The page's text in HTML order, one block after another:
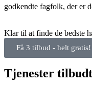
godkendte fagfolk, der er
Klar til at finde de bedste
Få 3 tilbud - helt gratis!
Tjenester